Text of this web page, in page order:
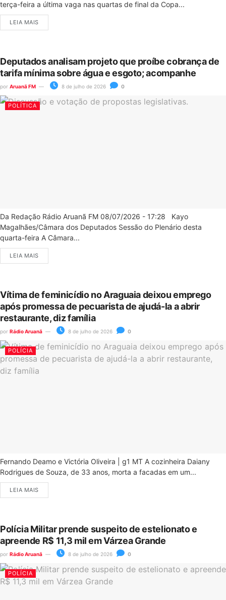
terça-feira a última vaga nas quartas de final da Copa...
LEIA MAIS
Deputados analisam projeto que proíbe cobrança de
tarifa mínima sobre água e esgoto; acompanhe
por Aruanã FM 8 de julho de 2026 0
POLÍTICA
Da Redação Rádio Aruanã FM 08/07/2026 - 17:28 Kayo
Magalhães/Câmara dos Deputados Sessão do Plenário desta
quarta-feira A Câmara...
LEIA MAIS
Vítima de feminicídio no Araguaia deixou emprego
após promessa de pecuarista de ajudá-la a abrir
restaurante, diz família
por Rádio Aruanã 8 de julho de 2026 0
POLÍCIA
Fernando Deamo e Victória Oliveira | g1 MT A cozinheira Daiany
Rodrigues de Souza, de 33 anos, morta a facadas em um...
LEIA MAIS
Polícia Militar prende suspeito de estelionato e
apreende R$ 11,3 mil em Várzea Grande
por Rádio Aruanã 8 de julho de 2026 0
POLÍCIA